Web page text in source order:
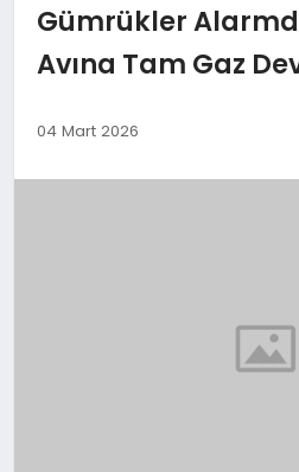
DÜNYA
EKONOMİ
Gümrükler
Avına Tam Gaz
04 Mart 2026